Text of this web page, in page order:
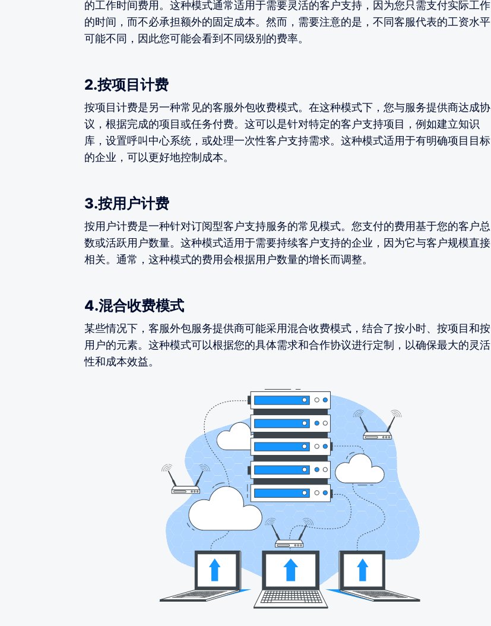
的工作时间费用。这种模式通常适用于需要灵活的客户支持，因为您只需支付实际工作
的时间，而不必承担额外的固定成本。然而，需要注意的是，不同客服代表的工资水平
可能不同，因此您可能会看到不同级别的费率。
2.按项目计费
按项目计费是另一种常见的客服外包收费模式。在这种模式下，您与服务提供商达成协
议，根据完成的项目或任务付费。这可以是针对特定的客户支持项目，例如建立知识
库，设置呼叫中心系统，或处理一次性客户支持需求。这种模式适用于有明确项目目标
的企业，可以更好地控制成本。
3.按用户计费
按用户计费是一种针对订阅型客户支持服务的常见模式。您支付的费用基于您的客户总
数或活跃用户数量。这种模式适用于需要持续客户支持的企业，因为它与客户规模直接
相关。通常，这种模式的费用会根据用户数量的增长而调整。
4.混合收费模式
某些情况下，客服外包服务提供商可能采用混合收费模式，结合了按小时、按项目和按
用户的元素。这种模式可以根据您的具体需求和合作协议进行定制，以确保最大的灵活
性和成本效益。